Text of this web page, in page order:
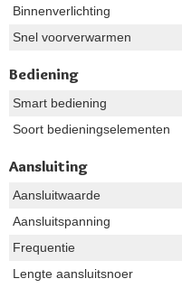
Binnenverlichting
Snel voorverwarmen
Bediening
Smart bediening
Soort bedieningselementen
Aansluiting
Aansluitwaarde
Aansluitspanning
Frequentie
Lengte aansluitsnoer